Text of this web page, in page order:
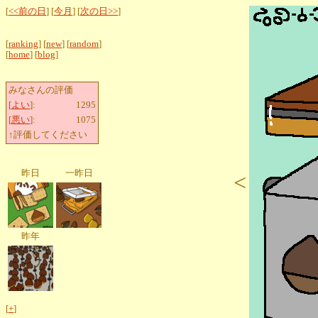
[<<前の日 ] [今月 ] [次の日>>]
[ranking] [new] [random]
[home] [blog]
みなさんの評価
[よい]:
1295
[悪い]:
1075
↑評価してください
昨日 一昨日
昨年
[+]
<